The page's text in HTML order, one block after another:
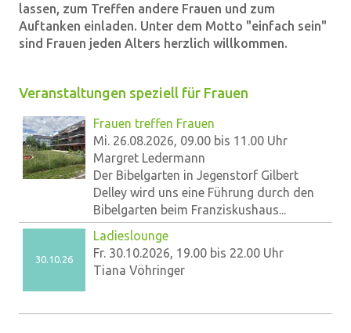
lassen, zum Treffen andere Frauen und zum
Auftanken einladen. Unter dem Motto "einfach sein"
sind Frauen jeden Alters herzlich willkommen.
Veranstaltungen speziell für Frauen
Frauen treffen Frauen
Mi. 26.08.2026, 09.00 bis 11.00 Uhr
Margret Ledermann
Der Bibelgarten in Jegenstorf Gilbert
Delley wird uns eine Führung durch den
Bibelgarten beim Franziskushaus...
30.10.26
Ladieslounge
Fr. 30.10.2026, 19.00 bis 22.00 Uhr
Tiana Vöhringer